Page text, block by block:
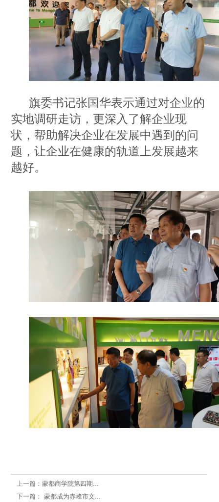
旗委书记张国华表示通过对企业的
实地调研走访，更深入了解企业现
状，帮助解决企业在发展中遇到的问
题，让企业在健康的轨道上发展越来
越好。
上一篇：蒙都商学院第四期...
下一篇： 蒙都成为赤峰市文...